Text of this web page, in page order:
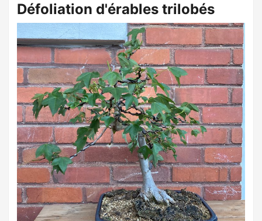
Défoliation d'érables trilobés